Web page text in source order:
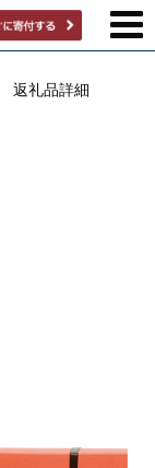
返礼品詳細